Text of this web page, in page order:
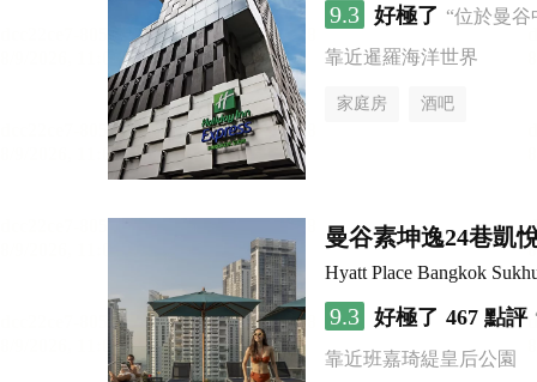
9.3 好極了 “位於曼
靠近暹羅海洋世界
家庭房 酒吧
曼谷素坤逸24巷凱
Hyatt Place Bangkok
9.3 好極了 467 點評
靠近班嘉琦緹皇后公園